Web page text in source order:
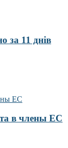
за 11 днів
в члены ЕС